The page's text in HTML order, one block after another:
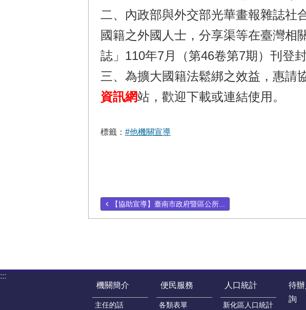
二、內政部與外交部光華畫報雜誌社
國籍之外國人士，分享渠等在臺灣相
誌」110年7月（第46卷第7期）刊登
三、為擴大國籍法鬆綁之效益，惠請
資訊網站，歡迎下載或連結使用。
標籤： #他機關宣導
【協助宣導】臺南市政府暨區公所...
:::
機關簡介
主任的話
便民服務
各類表單
人口統計
新化區人口統計
待
詢